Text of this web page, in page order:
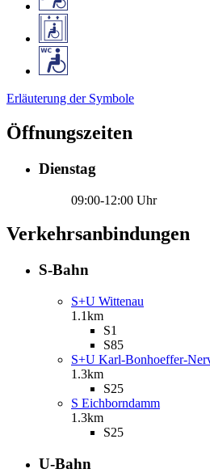
Erläuterung der Symbole
Öffnungszeiten
Dienstag
09:00-12:00 Uhr
Verkehrsanbindungen
S-Bahn
S+U Wittenau
1.1km
S1
S85
S+U Karl-Bonhoeffer-
1.3km
S25
S Eichborndamm
1.3km
S25
U-Bahn